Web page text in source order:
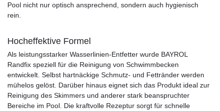
Pool nicht nur optisch ansprechend, sondern auch hygienisch
rein.
Hocheffektive Formel
Als leistungsstarker Wasserlinien-Entfetter wurde BAYROL
Randfix speziell für die Reinigung von Schwimmbecken
entwickelt. Selbst hartnäckige Schmutz- und Fettränder werden
mühelos gelöst. Darüber hinaus eignet sich das Produkt ideal zur
Reinigung des Skimmers und anderer stark beanspruchter
Bereiche im Pool. Die kraftvolle Rezeptur sorgt für schnelle